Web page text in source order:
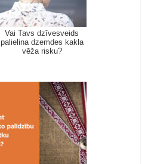
Vai Tavs dzīvesveids
palielina dzemdes kakla
vēža risku?